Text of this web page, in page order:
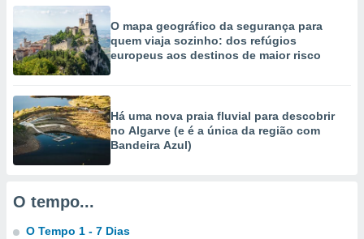
utilizar
criar
medir
dos
os
O mapa geográfico da segurança para
quem viaja sozinho: dos refúgios
europeus aos destinos de maior risco
Há uma nova praia fluvial para descobrir
no Algarve (e é a única da região com
Bandeira Azul)
O tempo...
O Tempo 1 - 7 Dias